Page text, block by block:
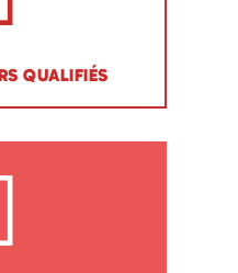
QUALIFIÉS